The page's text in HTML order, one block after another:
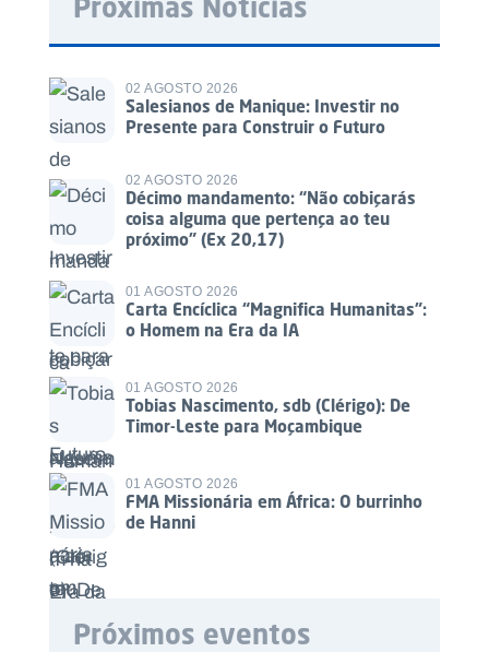
Próximas Notícias
02 AGOSTO 2026
Salesianos de Manique: Investir no
Presente para Construir o Futuro
02 AGOSTO 2026
Décimo mandamento: “Não cobiçarás
coisa alguma que pertença ao teu
próximo” (Ex 20,17)
01 AGOSTO 2026
Carta Encíclica “Magnifica Humanitas”:
o Homem na Era da IA
01 AGOSTO 2026
Tobias Nascimento, sdb (Clérigo): De
Timor-Leste para Moçambique
01 AGOSTO 2026
FMA Missionária em África: O burrinho
de Hanni
Próximos eventos